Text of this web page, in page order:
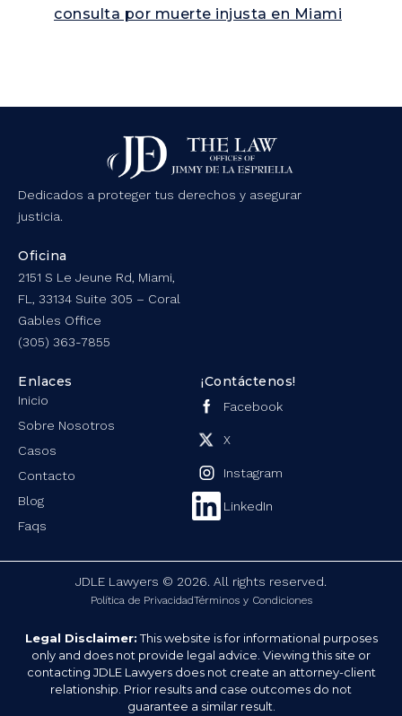
consulta por muerte injusta en Miami
Dedicados a proteger tus derechos y asegurar
justicia.
Oficina
2151 S Le Jeune Rd, Miami,
FL, 33134 Suite 305 – Coral
Gables Office
(305) 363-7855
Enlaces
Inicio
Sobre Nosotros
Casos
Contacto
Blog
Faqs
¡Contáctenos!
Facebook
X
Instagram
LinkedIn
JDLE Lawyers © 2026. All rights reserved.
Política de PrivacidadTérminos y Condiciones
Legal Disclaimer:This website is for informational purposes
only and does not provide legal advice. Viewing this site or
contacting JDLE Lawyers does not create an attorney-client
relationship. Prior results and case outcomes do not
guarantee a similar result.